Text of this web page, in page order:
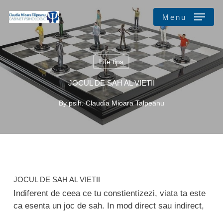
content
Menu
Life tips
JOCUL DE SAH AL VIETII
By psih. Claudia Mioara Talpeanu
JOCUL DE SAH AL VIETII
Indiferent de ceea ce tu constientizezi, viata ta este
ca esenta un joc de sah. In mod direct sau indirect,
Menu